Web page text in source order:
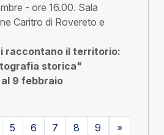
- ore 16.00. Sala
Caritro di Rovereto e
raccontano il territorio:
storica"
9 febbraio
5 6 7 8 9 »